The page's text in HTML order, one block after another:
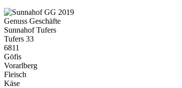
Genuss Geschäfte
Sunnahof Tufers
Tufers 33
6811
Göfis
Vorarlberg
Fleisch
Käse